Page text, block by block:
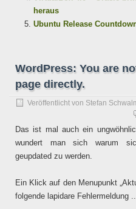
heraus
Ubuntu Release
WordPress: You are
page directly.
Veröffentlicht von Stefan
Das ist mal auch ein
wundert man sich warum
geupdated zu werden.
Ein Klick auf den Menupunkt
folgende lapidare Fehlermeldung ..